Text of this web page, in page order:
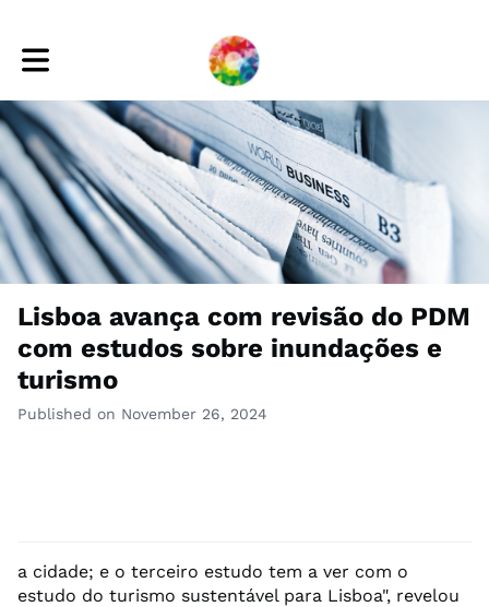
Toggle main navigation
Lisboa avança com revisão do PDM
com estudos sobre inundações e
turismo
Published on November 26, 2024
a cidade; e o terceiro estudo tem a ver com o
estudo do turismo sustentável para Lisboa", revelou